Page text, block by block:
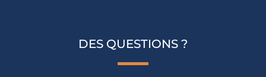
DES QUESTIONS ?